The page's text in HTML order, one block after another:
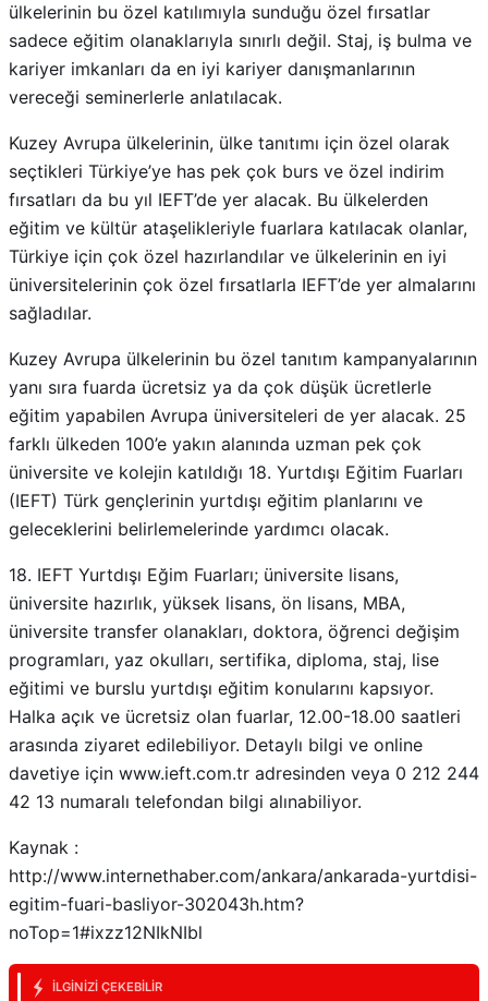
ülkelerinin bu özel katılımıyla sunduğu özel fırsatlar
sadece eğitim olanaklarıyla sınırlı değil. Staj, iş bulma ve
kariyer imkanları da en iyi kariyer danışmanlarının
vereceği seminerlerle anlatılacak.
Kuzey Avrupa ülkelerinin, ülke tanıtımı için özel olarak
seçtikleri Türkiye’ye has pek çok burs ve özel indirim
fırsatları da bu yıl IEFT’de yer alacak. Bu ülkelerden
eğitim ve kültür ataşelikleriyle fuarlara katılacak olanlar,
Türkiye için çok özel hazırlandılar ve ülkelerinin en iyi
üniversitelerinin çok özel fırsatlarla IEFT’de yer almalarını
sağladılar.
Kuzey Avrupa ülkelerinin bu özel tanıtım kampanyalarının
yanı sıra fuarda ücretsiz ya da çok düşük ücretlerle
eğitim yapabilen Avrupa üniversiteleri de yer alacak. 25
farklı ülkeden 100’e yakın alanında uzman pek çok
üniversite ve kolejin katıldığı 18. Yurtdışı Eğitim Fuarları
(IEFT) Türk gençlerinin yurtdışı eğitim planlarını ve
geleceklerini belirlemelerinde yardımcı olacak.
18. IEFT Yurtdışı Eğim Fuarları; üniversite lisans,
üniversite hazırlık, yüksek lisans, ön lisans, MBA,
üniversite transfer olanakları, doktora, öğrenci değişim
programları, yaz okulları, sertifika, diploma, staj, lise
eğitimi ve burslu yurtdışı eğitim konularını kapsıyor.
Halka açık ve ücretsiz olan fuarlar, 12.00-18.00 saatleri
arasında ziyaret edilebiliyor. Detaylı bilgi ve online
davetiye için www.ieft.com.tr adresinden veya 0 212 244
42 13 numaralı telefondan bilgi alınabiliyor.
Kaynak :
http://www.internethaber.com/ankara/ankarada-yurtdisi-
egitim-fuari-basliyor-302043h.htm?
noTop=1#ixzz12NIkNIbl
İLGINIZI ÇEKEBILIR